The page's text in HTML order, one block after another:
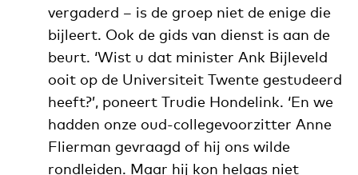
vergaderd – is de groep niet de enige die
bijleert. Ook de gids van dienst is aan de
beurt. ‘Wist u dat minister Ank Bijleveld
ooit op de Universiteit Twente gestudeerd
heeft?’, poneert Trudie Hondelink. ‘En we
hadden onze oud-collegevoorzitter Anne
Flierman gevraagd of hij ons wilde
rondleiden. Maar hij kon helaas niet